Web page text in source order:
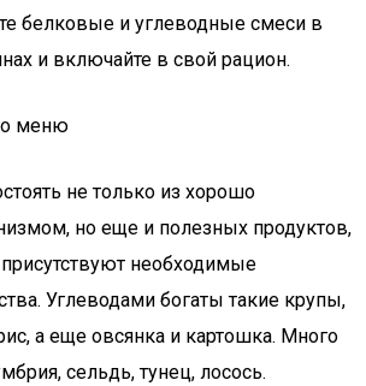
белковые и углеводные смеси в
и включайте в свой рацион.
меню
не только из хорошо
но еще и полезных продуктов,
необходимые
Углеводами богаты такие крупы,
а еще овсянка и картошка. Много
сельдь, тунец, лосось.